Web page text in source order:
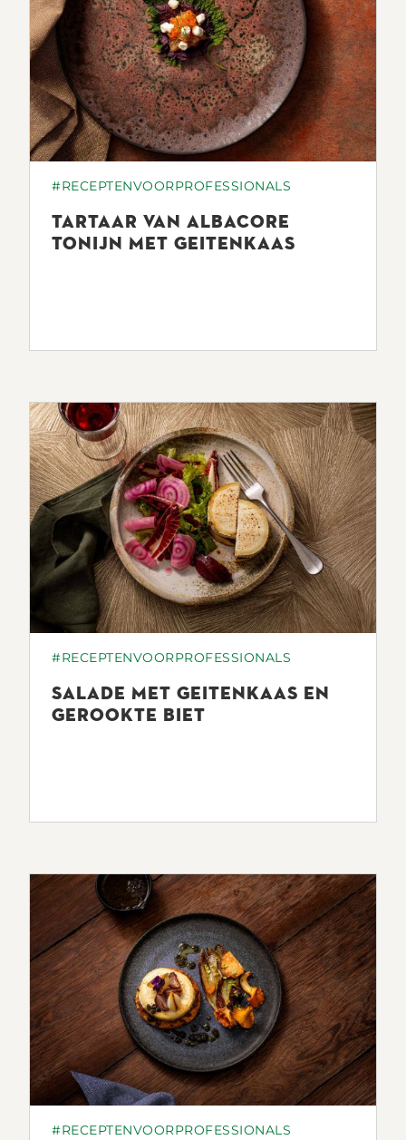
#RECEPTENVOORPROFESSIONALS
TARTAAR VAN ALBACORE
TONIJN MET GEITENKAAS
#RECEPTENVOORPROFESSIONALS
SALADE MET GEITENKAAS EN
GEROOKTE BIET
#RECEPTENVOORPROFESSIONALS